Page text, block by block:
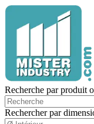
Recherche par produit
Rechercher par